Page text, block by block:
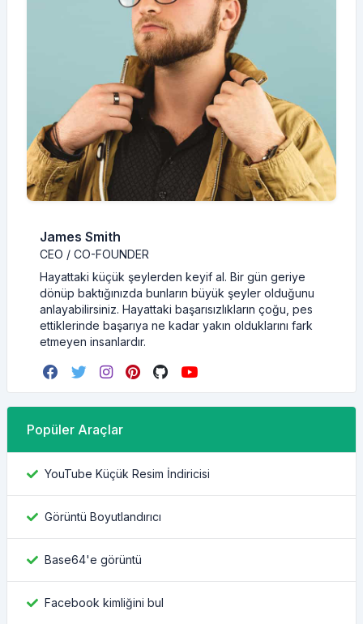
James Smith
CEO / CO-FOUNDER
Hayattaki küçük şeylerden keyif al. Bir gün geriye
dönüp baktığınızda bunların büyük şeyler olduğunu
anlayabilirsiniz. Hayattaki başarısızlıkların çoğu, pes
ettiklerinde başarıya ne kadar yakın olduklarını fark
etmeyen insanlardır.
Popüler Araçlar
YouTube Küçük Resim İndiricisi
Görüntü Boyutlandırıcı
Base64'e görüntü
Facebook kimliğini bul